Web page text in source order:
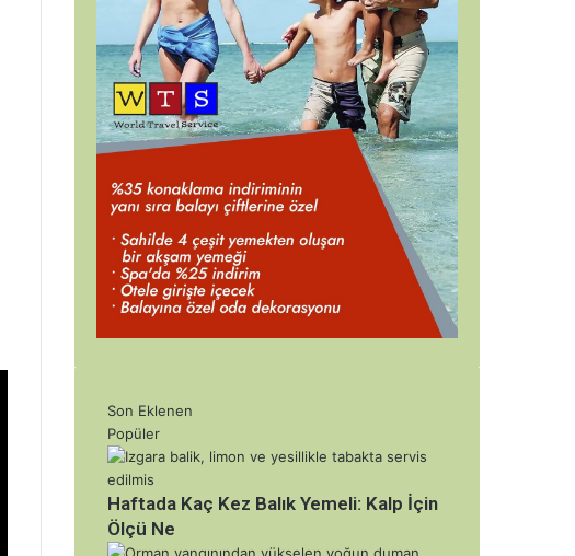
Son Eklenen
Popüler
Haftada Kaç Kez Balık Yemeli: Kalp İçin
Ölçü Ne